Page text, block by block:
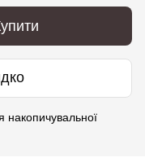
накопичувальної